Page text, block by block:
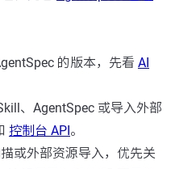
的版本，先看 AI
、AgentSpec 或导入外部
控制台 API 。
或外部资源导入，优先关